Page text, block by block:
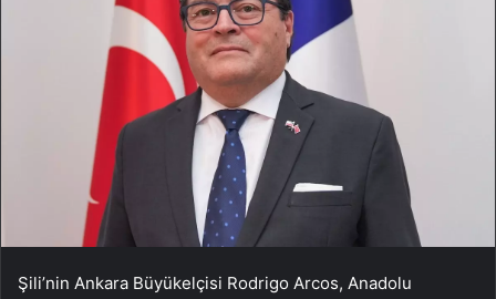
Şili’nin Ankara Büyükelçisi Rodrigo Arcos, Anadolu